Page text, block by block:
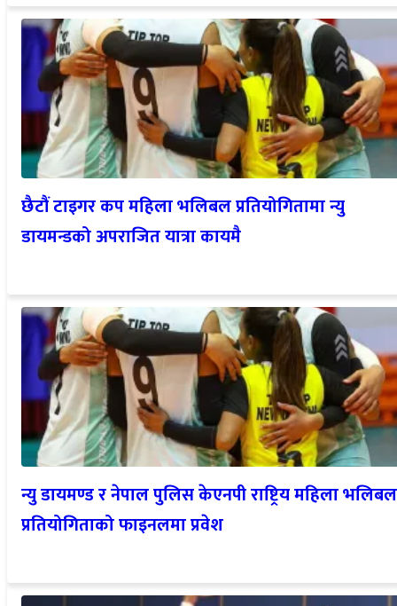
छैटौं टाइगर कप महिला भलिबल प्रतियोगितामा न्यु
डायमन्डको अपराजित यात्रा कायमै
न्यु डायमण्ड र नेपाल पुलिस केएनपी राष्ट्रिय महिला भलिबल
प्रतियोगिताको फाइनलमा प्रवेश